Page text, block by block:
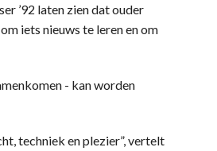
’92 laten zien dat ouder
iets nieuws te leren en om
- kan worden
techniek en plezier”, vertelt